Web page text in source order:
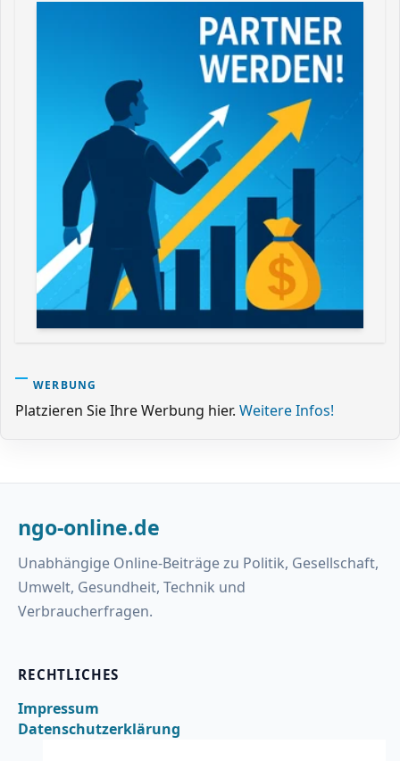
WERBUNG
Platzieren Sie Ihre Werbung hier. Weitere Infos!
ngo-online.de
Unabhängige Online-Beiträge zu Politik, Gesellschaft,
Umwelt, Gesundheit, Technik und
Verbraucherfragen.
RECHTLICHES
Impressum
Datenschutzerklärung